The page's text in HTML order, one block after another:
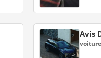
Avis